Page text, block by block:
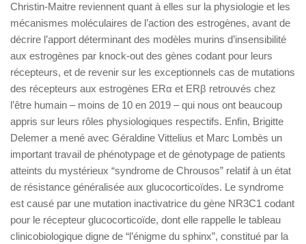
Christin-Maitre reviennent quant à elles sur la physiologie et les
mécanismes moléculaires de l’action des estrogènes, avant de
décrire l’apport déterminant des modèles murins d’insensibilité
aux estrogènes par knock-out des gènes codant pour leurs
récepteurs, et de revenir sur les exceptionnels cas de mutations
des récepteurs aux estrogènes ERα et ERβ retrouvés chez
l’être humain – moins de 10 en 2019 – qui nous ont beaucoup
appris sur leurs rôles physiologiques respectifs. Enfin, Brigitte
Delemer a mené avec Géraldine Vittelius et Marc Lombès un
important travail de phénotypage et de génotypage de patients
atteints du mystérieux “syndrome de Chrousos” relatif à un état
de résistance généralisée aux glucocorticoïdes. Le syndrome
est causé par une mutation inactivatrice du gène NR3C1 codant
pour le récepteur glucocorticoïde, dont elle rappelle le tableau
clinicobiologique digne de “l’énigme du sphinx”, constitué par la